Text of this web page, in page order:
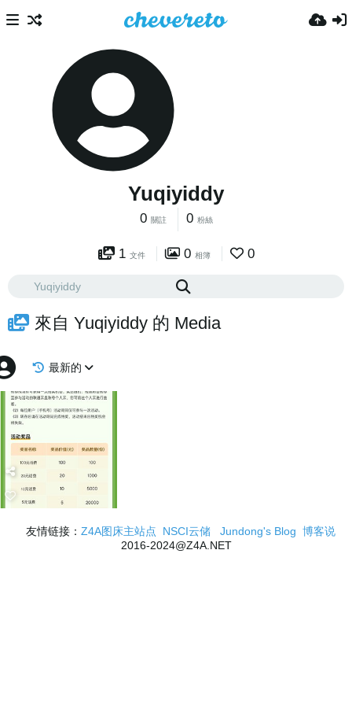
Yuqiyiddy
0 關註 0 粉絲
1 文件 0 相簿 0
來自 Yuqiyiddy 的 Media
最新的
友情链接： Z4A图床主站点 NSCI云储 Jundong's Blog 博客说
2016-2024@Z4A.NET